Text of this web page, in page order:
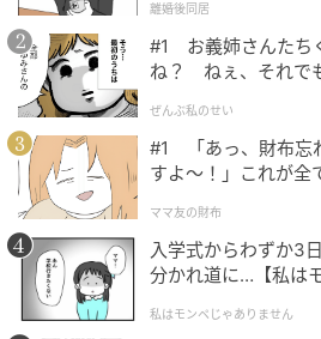
離婚後同居
#1 お義姉さんたち
ね？ ねぇ、それで
ぜんぶ私のせい
#1 「あっ、財布忘
すよ〜！」これが全
ママ友の財布
入学式からわずか3
分かれ道に…【私は
私はモンペじゃありません